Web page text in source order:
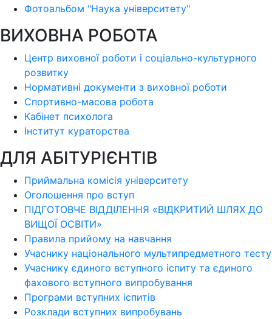
Фотоальбом "Наука університету"
ВИХОВНА РОБОТА
Центр виховної роботи і соціально-культурного
розвитку
Нормативні документи з виховної роботи
Спортивно-масова робота
Кабінет психолога
Інститут кураторства
ДЛЯ АБІТУРІЄНТІВ
Приймальна комісія університету
Оголошення про вступ
ПІДГОТОВЧЕ ВІДДІЛЕННЯ «ВІДКРИТИЙ ШЛЯХ ДО
ВИЩОЇ ОСВІТИ»
Правила прийому на навчання
Учаснику національного мультипредметного тесту
Учаснику єдиного вступного іспиту та єдиного
фахового вступного випробування
Програми вступних іспитів
Розклади вступних випробувань